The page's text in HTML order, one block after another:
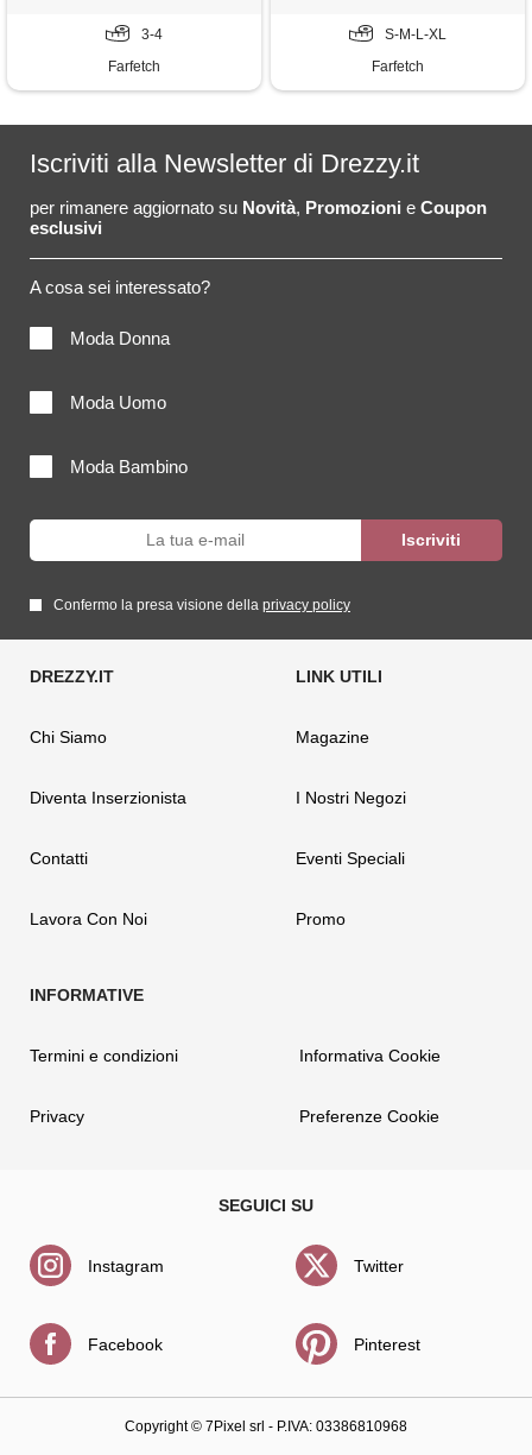
3-4
Farfetch
S-M-L-XL
Farfetch
Iscriviti alla Newsletter di Drezzy.it
per rimanere aggiornato su Novità, Promozioni e Coupon
esclusivi
A cosa sei interessato?
Moda Donna
Moda Uomo
Moda Bambino
Confermo la presa visione della privacy policy
Chi Siamo
Diventa Inserzionista
Contatti
Lavora Con Noi
Magazine
I Nostri Negozi
Eventi Speciali
Promo
Termini e condizioni
Privacy
Informativa Cookie
Preferenze Cookie
Instagram
Facebook
Twitter
Pinterest
Copyright © 7Pixel srl - P.IVA: 03386810968